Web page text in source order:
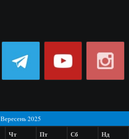
Вересень 2025
Чт Пт Сб Нд